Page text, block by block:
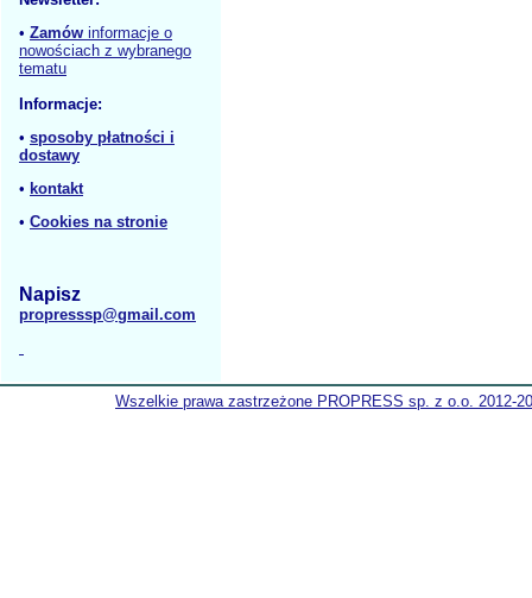
• Zamów informacje o
nowościach z wybranego
tematu
Informacje:
• sposoby płatności i
dostawy
• kontakt
• Cookies na stronie
Napisz
propresssp@gmail.com
Wszelkie prawa zastrzeżone PROPRESS sp. z o.o. 2012-